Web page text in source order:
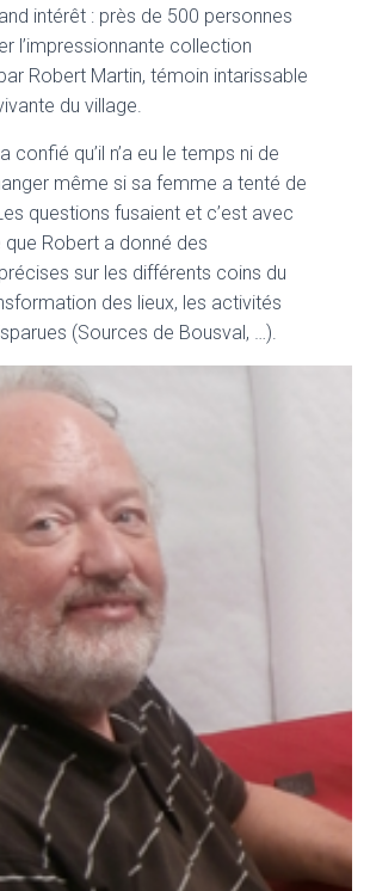
intérêt : près de 500 personnes
l’impressionnante collection
Robert Martin, témoin intarissable
du village.
confié qu’il n’a eu le temps ni de
même si sa femme a tenté de
questions fusaient et c’est avec
Robert a donné des
sur les différents coins du
des lieux, les activités
(Sources de Bousval, …).